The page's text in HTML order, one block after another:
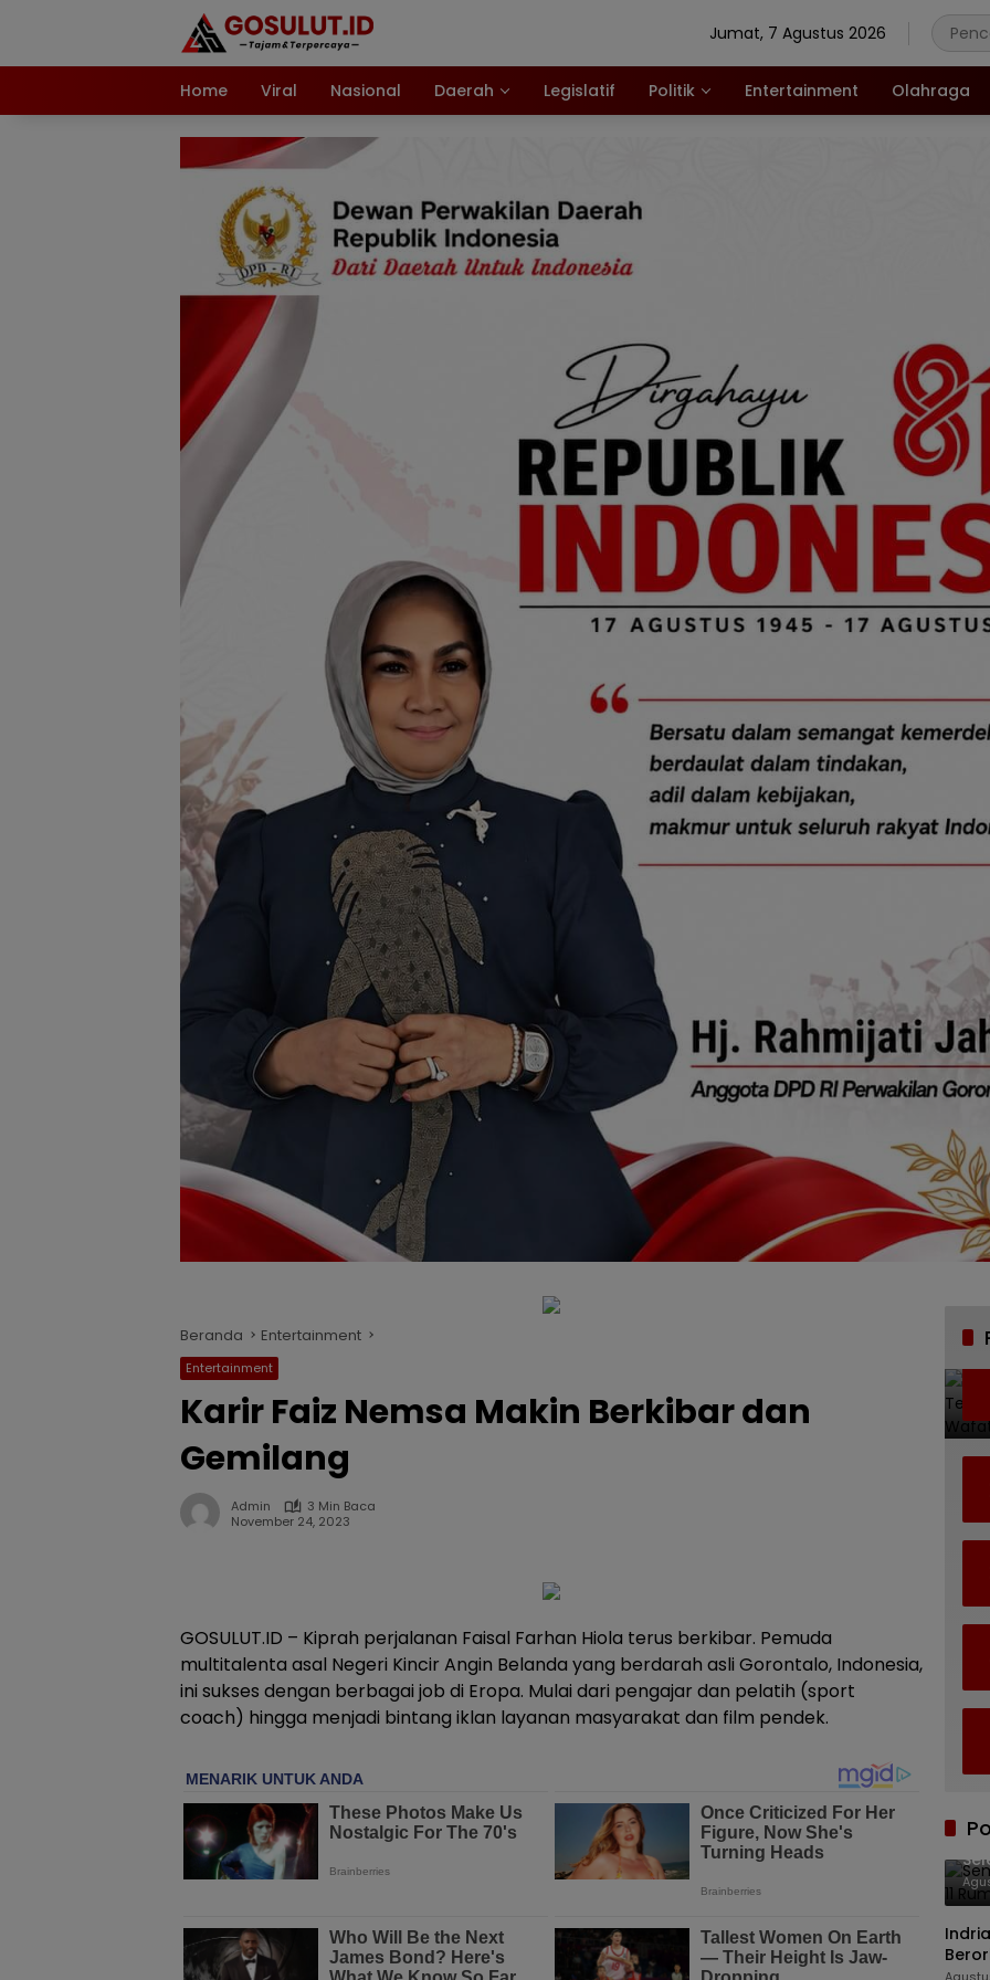
Jumat, 7 Agustus 2026
Home Viral Nasional Daerah Legislatif Politik Entertainment Olahraga
Beranda Entertainment
Entertainment
Karir Faiz Nemsa Makin Berkibar dan
Gemilang
Admin
3 Min Baca
November 24, 2023
GOSULUT.ID – Kiprah perjalanan Faisal Farhan Hiola terus berkibar. Pemuda
multitalenta asal Negeri Kincir Angin Belanda yang berdarah asli Gorontalo, Indonesia,
ini sukses dengan berbagai job di Eropa. Mulai dari pengajar dan pelatih (sport
coach) hingga menjadi bintang iklan layanan masyarakat dan film pendek.